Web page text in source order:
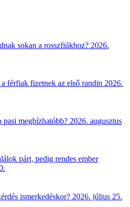
sokan a rosszfiúkhoz? 2026.
férfiak fizetnek az első randin 2026.
pasi megbízhatóbb? 2026. augusztus
párt, pedig rendes ember
ismerkedéskor? 2026. július 25.